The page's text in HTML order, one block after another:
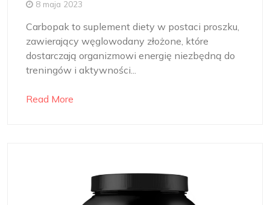
8 maja 2023
Carbopak to suplement diety w postaci proszku,
zawierający węglowodany złożone, które
dostarczają organizmowi energię niezbędną do
treningów i aktywności...
Read More